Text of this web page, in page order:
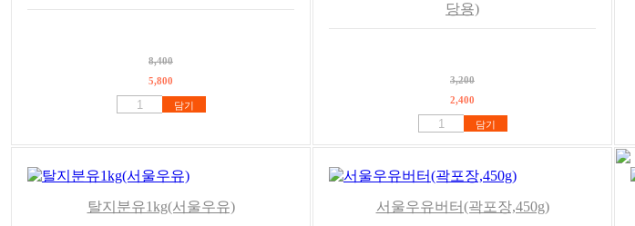
8,400
5,800
담기
당용)
3,200
2,400
담기
탈지분유1kg(서울우유) 서울우유버터(곽포장,450g)